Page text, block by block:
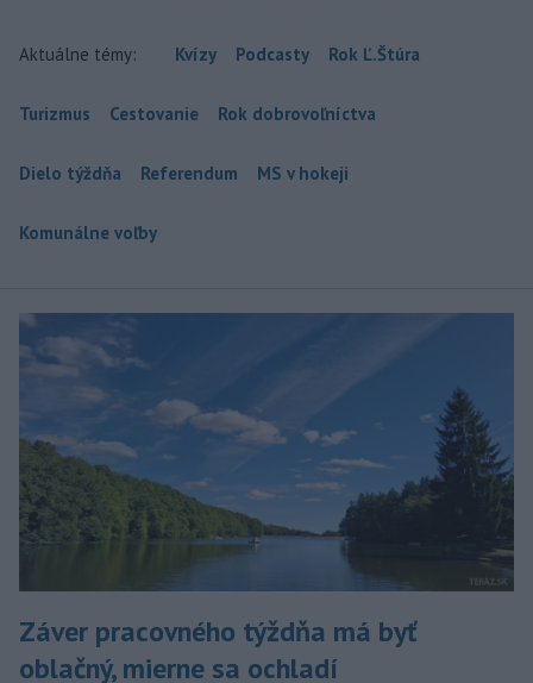
Aktuálne témy: Kvízy Podcasty Rok Ľ.Štúra
Turizmus Cestovanie Rok dobrovoľníctva
Dielo týždňa Referendum MS v hokeji
Komunálne voľby
Záver pracovného týždňa má byť
oblačný, mierne sa ochladí